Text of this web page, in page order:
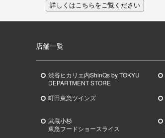
店舗一覧
渋谷ヒカリエ内ShinQs by TOKYU
DEPARTMENT STORE
町田東急ツインズ
武蔵小杉
東急フードショースライス